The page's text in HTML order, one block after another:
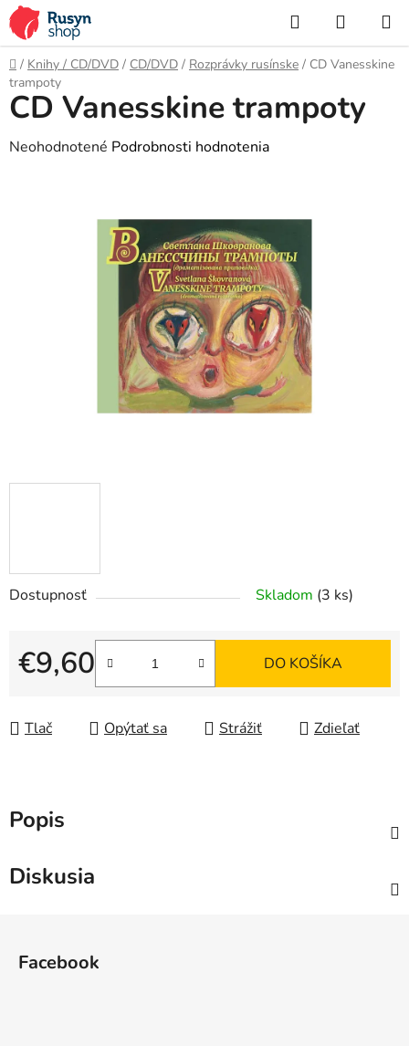
Prejsť
na
obsah
Hľadať
KOŠÍK
Domov
/ Knihy / CD/DVD / CD/DVD / Rozprávky rusínske / CD Vanesskine
trampoty
Dostupnosť Skladom (3 ks)
€9,60
Jednotková cena:
DO KOŠÍKA
Tlač Opýtať sa Strážiť Zdieľať
CD Vanesskine trampoty
Priemerné
Neohodnotené Podrobnosti hodnotenia
Popis
Diskusia
Facebook